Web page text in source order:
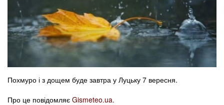
Похмуро і з дощем буде завтра у Луцьку 7 вересня.
Про це повідомляє Gismeteo.ua.